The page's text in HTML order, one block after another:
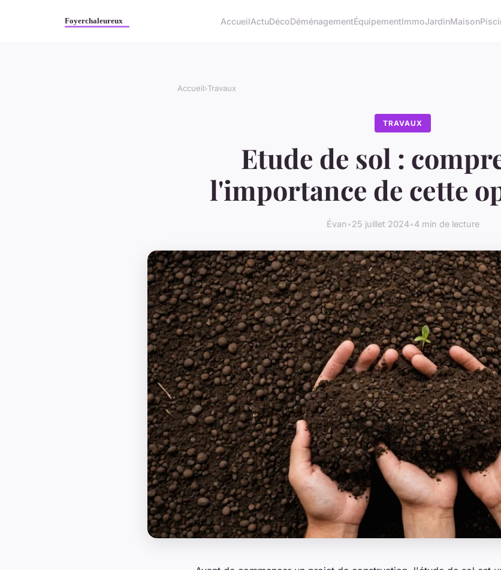
AccueilActuDécoDéménagementÉquipementImmoJardinMaison
Accueil›Travaux
TRAVAUX
Etude de sol :
l'importance de cette
Évan•25 juillet 2024•4 min de lecture